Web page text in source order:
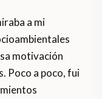
a mi
motivación
Poco a poco, fui